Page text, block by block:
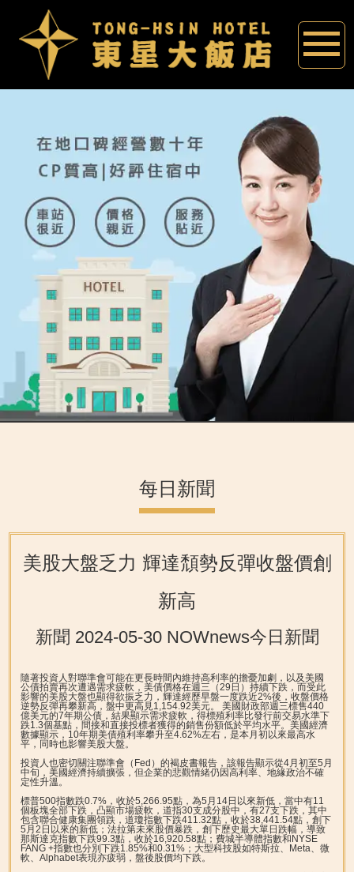
每日新聞
美股大盤乏力 輝達頹勢反彈收盤價創
新高
新聞 2024-05-30 NOWnews今日新聞
隨著投資人對聯準會可能在更長時間內維持高利率的擔憂加劇，以及美國
公債拍賣再次遭遇需求疲軟，美債價格在週三（29日）持續下跌，而受此
影響的美股大盤也顯得欲振乏力，輝達經歷早盤一度跌近2%後，收盤價格
逆勢反彈再攀新高，盤中更高見1,154.92美元。美國財政部週三標售440
億美元的7年期公債，結果顯示需求疲軟，得標殖利率比發行前交易水準下
跌1.3個基點，間接和直接投標者獲得的銷售份額低於平均水平。美國經濟
數據顯示，10年期美債殖利率攀升至4.62%左右，是本月初以來最高水
平，同時也影響美股大盤。
投資人也密切關注聯準會（Fed）的褐皮書報告，該報告顯示從4月初至5月
中旬，美國經濟持續擴張，但企業的悲觀情緒仍因高利率、地緣政治不確
定性升溫。
標普500指數跌0.7%，收於5,266.95點，為5月14日以來新低，當中有11
個板塊全部下跌，凸顯市場疲軟，道指30支成分股中，有27支下跌，其中
包含聯合健康集團領跌，道瓊指數下跌411.32點，收於38,441.54點，創下
5月2日以來的新低；法拉第未來股價暴跌，創下歷史最大單日跌幅，導致
那斯達克指數下跌99.3點，收於16,920.58點；費城半導體指數和NYSE
FANG +指數也分別下跌1.85%和0.31%；大型科技股如特斯拉、Meta、微
軟、Alphabet表現亦疲弱，盤後股價均下跌。